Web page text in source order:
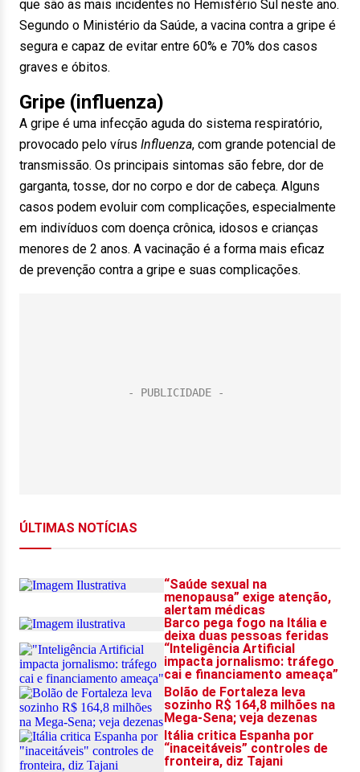
que são as mais incidentes no Hemisfério Sul neste ano.
Segundo o Ministério da Saúde, a vacina contra a gripe é
segura e capaz de evitar entre 60% e 70% dos casos
graves e óbitos.
Gripe (influenza)
A gripe é uma infecção aguda do sistema respiratório,
provocado pelo vírus Influenza, com grande potencial de
transmissão. Os principais sintomas são febre, dor de
garganta, tosse, dor no corpo e dor de cabeça. Alguns
casos podem evoluir com complicações, especialmente
em indivíduos com doença crônica, idosos e crianças
menores de 2 anos. A vacinação é a forma mais eficaz
de prevenção contra a gripe e suas complicações.